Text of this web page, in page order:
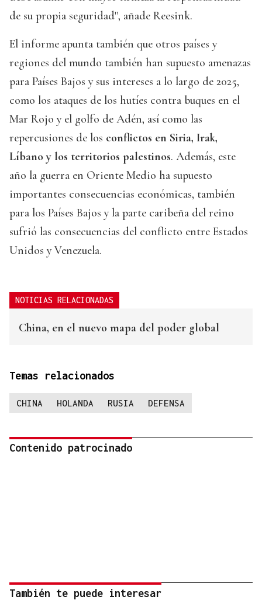
de su propia seguridad", añade Reesink.
El informe apunta también que otros países y
regiones del mundo también han supuesto amenazas
para Países Bajos y sus intereses a lo largo de 2025,
como los ataques de los hutíes contra buques en el
Mar Rojo y el golfo de Adén, así como las
repercusiones de los conflictos en Siria, Irak,
Líbano y los territorios palestinos. Además, este
año la guerra en Oriente Medio ha supuesto
importantes consecuencias económicas, también
para los Países Bajos y la parte caribeña del reino
sufrió las consecuencias del conflicto entre Estados
Unidos y Venezuela.
NOTICIAS RELACIONADAS
China, en el nuevo mapa del poder global
Temas relacionados
CHINA HOLANDA RUSIA DEFENSA
Contenido patrocinado
También te puede interesar